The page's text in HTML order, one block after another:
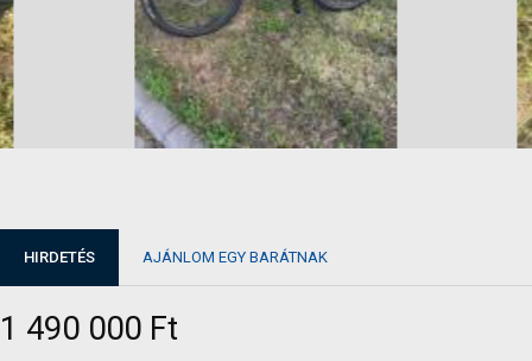
HIRDETÉS AJÁNLOM EGY BARÁTNAK
1 490 000 Ft